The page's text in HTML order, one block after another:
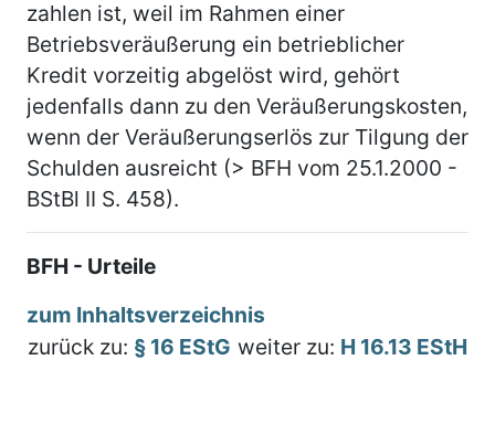
zahlen ist, weil im Rahmen einer
Betriebsveräußerung ein betrieblicher
Kredit vorzeitig abgelöst wird, gehört
jedenfalls dann zu den Veräußerungskosten,
wenn der Veräußerungserlös zur Tilgung der
Schulden ausreicht (> BFH vom 25.1.2000 -
BStBl II S. 458).
BFH - Urteile
zum Inhaltsverzeichnis
zurück zu: § 16 EStG weiter zu: H 16.13 EStH